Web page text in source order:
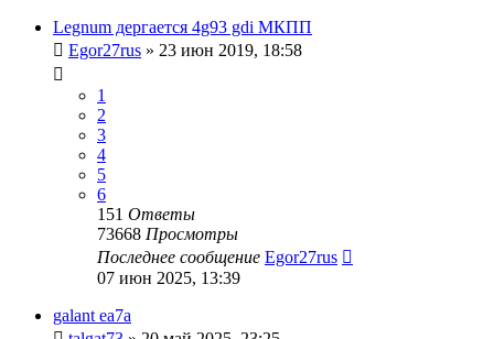
Legnum дергается 4g93 gdi МКПП
Egor27rus » 23 июн 2019, 18:58
1
2
3
4
5
6
151 Ответы
73668 Просмотры
Последнее сообщение Egor27rus
07 июн 2025, 13:39
galant ea7a